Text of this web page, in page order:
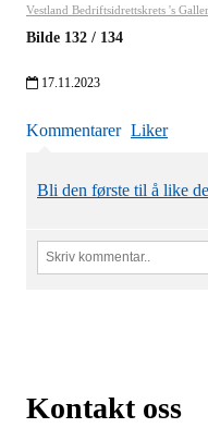
Vestland Bedriftsidrettskrets 's
Bilde 132 / 134
17.11.2023
Kommentarer Liker
Bli den første til å like
Kontakt oss